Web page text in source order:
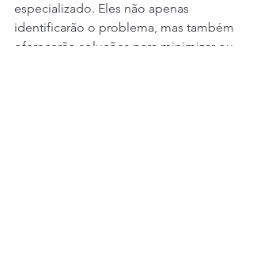
especializado. Eles não apenas
identificarão o problema, mas também
oferecerão soluções para minimizar ou